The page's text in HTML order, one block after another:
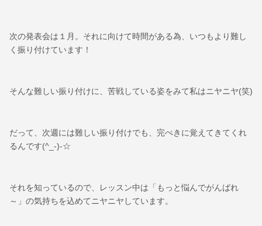
次の発表会は１月。それに向けて時間がある為、いつもより難し
く振り付けています！
そんな難しい振り付けに、苦戦している姿をみて私はニヤニヤ(笑)
だって、次週には難しい振り付けでも、完ぺきに覚えてきてくれ
るんです(^_-)-☆
それを知っているので、レッスン中は「もっと悩んでがんばれ
～」の気持ちを込めてニヤニヤしています。